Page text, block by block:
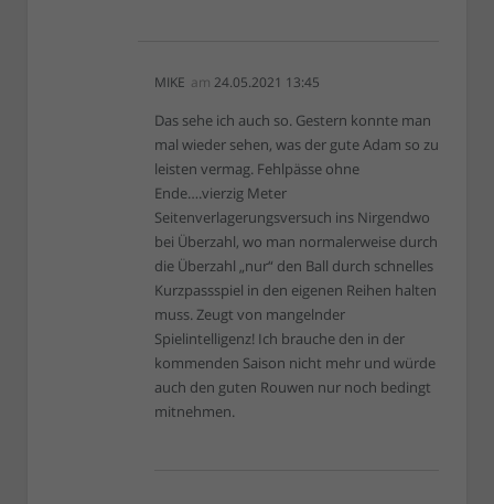
MIKE am 24.05.2021 13:45
Das sehe ich auch so. Gestern konnte man
mal wieder sehen, was der gute Adam so zu
leisten vermag. Fehlpässe ohne
Ende….vierzig Meter
Seitenverlagerungsversuch ins Nirgendwo
bei Überzahl, wo man normalerweise durch
die Überzahl „nur“ den Ball durch schnelles
Kurzpassspiel in den eigenen Reihen halten
muss. Zeugt von mangelnder
Spielintelligenz! Ich brauche den in der
kommenden Saison nicht mehr und würde
auch den guten Rouwen nur noch bedingt
mitnehmen.